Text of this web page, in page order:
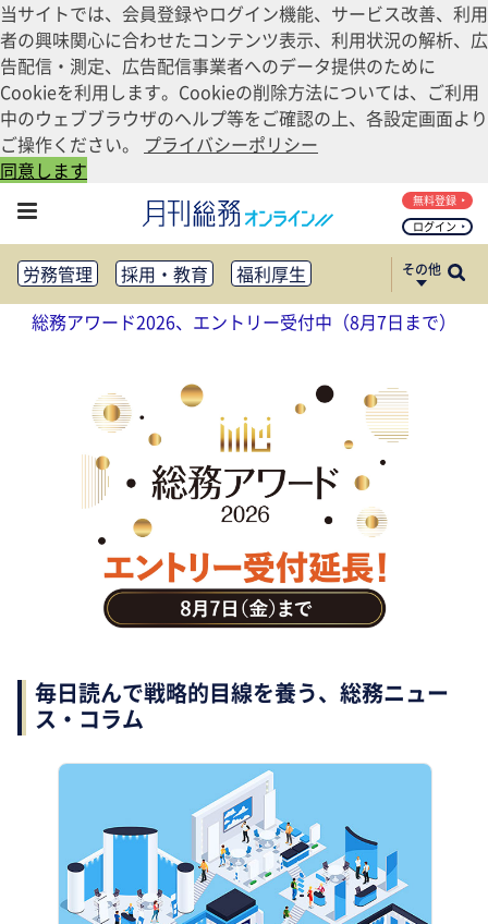
当サイトでは、会員登録やログイン機能、サービス改善、利用
者の興味関心に合わせたコンテンツ表示、利用状況の解析、広
告配信・測定、広告配信事業者へのデータ提供のために
Cookieを利用します。Cookieの削除方法については、ご利用
中のウェブブラウザのヘルプ等をご確認の上、各設定画面より
ご操作ください。 プライバシーポリシー
同意します
ログイン
無料登録
労務管理 採用・教育
福利厚生
健康経営
働き方改革
法務・コンプライアンス
リスクマネジメント・BCP
社外・社内広報
社外・社内コミュニケーション活性化
FM・オフィス移転
CSR・SDGs
テクノロジー活用・DX
助成金・補助金・コスト削減
アウトソーシング・BPO
調査・レポート
その他
総務アワード2026、エントリー受付中（8月7日まで）
毎日読んで戦略的目線を養う、総務ニュー
ス・コラム